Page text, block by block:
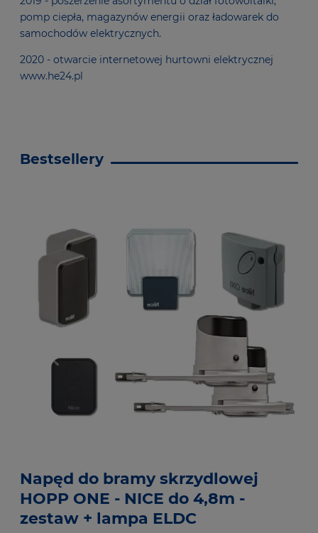
pomp ciepła, magazynów energii oraz ładowarek do
samochodów elektrycznych.
2020 - otwarcie internetowej hurtowni elektrycznej
www.he24.pl
Bestsellery